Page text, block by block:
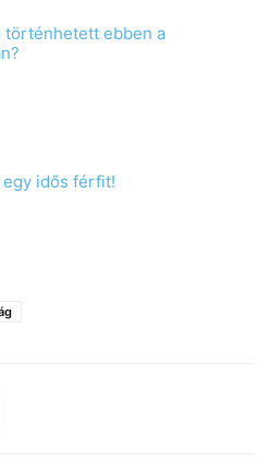
történhetett ebben a
idős férfit!